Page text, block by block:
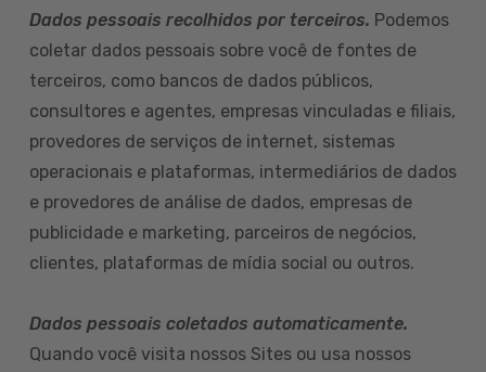
Dados pessoais recolhidos por terceiros. Podemos
coletar dados pessoais sobre você de fontes de
terceiros, como bancos de dados públicos,
consultores e agentes, empresas vinculadas e filiais,
provedores de serviços de internet, sistemas
operacionais e plataformas, intermediários de dados
e provedores de análise de dados, empresas de
publicidade e marketing, parceiros de negócios,
clientes, plataformas de mídia social ou outros.
Dados pessoais coletados automaticamente.
Quando você visita nossos Sites ou usa nossos